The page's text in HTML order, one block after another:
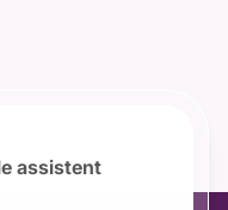
assistent